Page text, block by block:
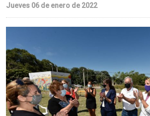
Jueves 06 de enero de 2022